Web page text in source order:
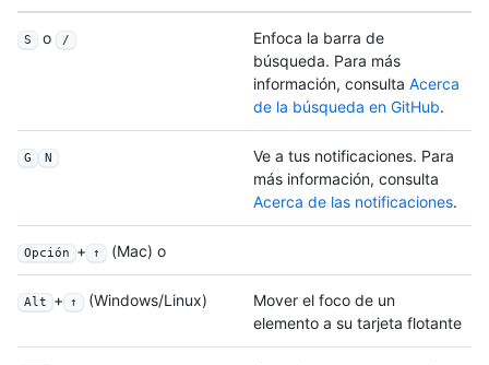
S o /
Enfoca la barra de
búsqueda. Para más
información, consulta Acerca
de la búsqueda en GitHub.
G N
Ve a tus notificaciones. Para
más información, consulta
Acerca de las notificaciones.
Opción + ↑ (Mac) o
Alt + ↑ (Windows/Linux)
Mover el foco de un
elemento a su tarjeta flotante